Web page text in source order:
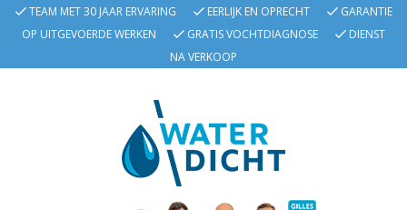
TEAM MET 30 JAAR ERVARING EERLIJK EN OPRECHT
GARANTIE
OP UITGEVOERDE WERKEN
GRATIS VOCHTDIAGNOSE
DIENST
NA VERKOOP